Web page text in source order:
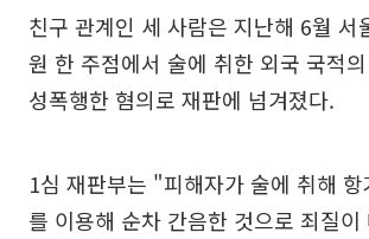
친구 관계인 세 사람은 지난해 6월 서
원 한 주점에서 술에 취한 외국 국적
성폭행한 혐의로 재판에 넘겨졌다.
1심 재판부는 "피해자가 술에 취해 항
를 이용해 순차 간음한 것으로 죄질이